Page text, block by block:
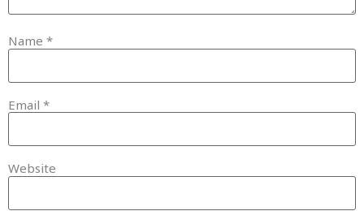
Name *
Email *
Website